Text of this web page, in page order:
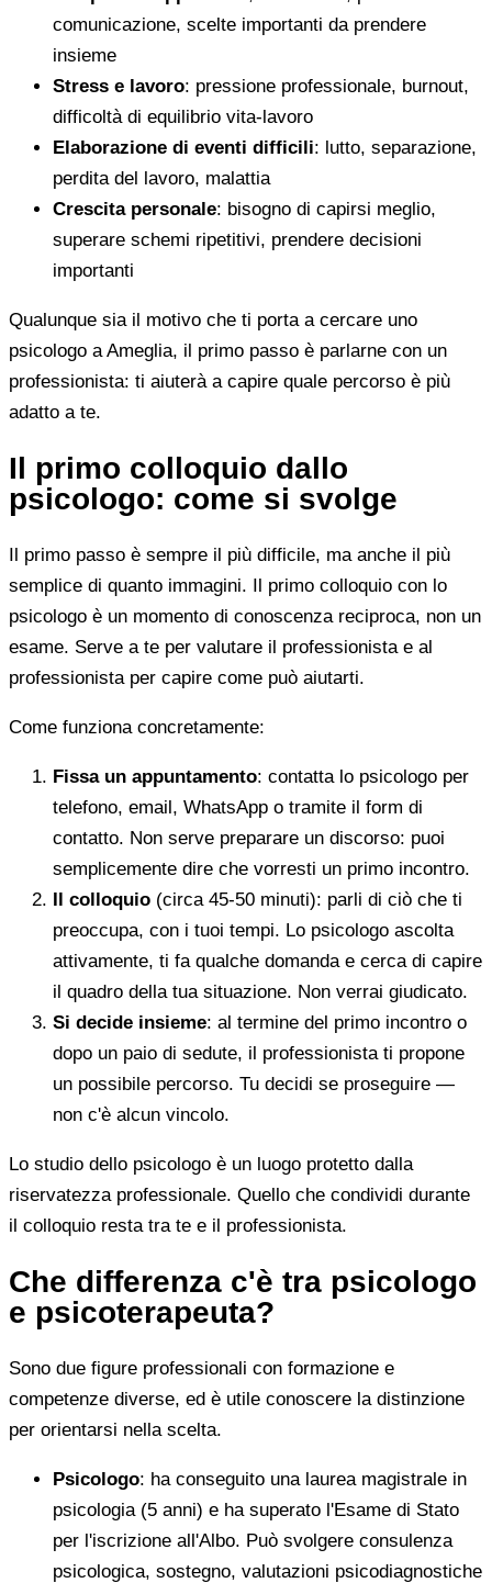
comunicazione, scelte importanti da prendere
insieme
Stress e lavoro: pressione professionale, burnout,
difficoltà di equilibrio vita-lavoro
Elaborazione di eventi difficili: lutto, separazione,
perdita del lavoro, malattia
Crescita personale: bisogno di capirsi meglio,
superare schemi ripetitivi, prendere decisioni
importanti
Qualunque sia il motivo che ti porta a cercare uno
psicologo a Ameglia, il primo passo è parlarne con un
professionista: ti aiuterà a capire quale percorso è più
adatto a te.
Il primo colloquio dallo
psicologo: come si svolge
Il primo passo è sempre il più difficile, ma anche il più
semplice di quanto immagini. Il primo colloquio con lo
psicologo è un momento di conoscenza reciproca, non un
esame. Serve a te per valutare il professionista e al
professionista per capire come può aiutarti.
Come funziona concretamente:
Fissa un appuntamento: contatta lo psicologo per
telefono, email, WhatsApp o tramite il form di
contatto. Non serve preparare un discorso: puoi
semplicemente dire che vorresti un primo incontro.
Il colloquio (circa 45-50 minuti): parli di ciò che ti
preoccupa, con i tuoi tempi. Lo psicologo ascolta
attivamente, ti fa qualche domanda e cerca di capire
il quadro della tua situazione. Non verrai giudicato.
Si decide insieme: al termine del primo incontro o
dopo un paio di sedute, il professionista ti propone
un possibile percorso. Tu decidi se proseguire —
non c'è alcun vincolo.
Lo studio dello psicologo è un luogo protetto dalla
riservatezza professionale. Quello che condividi durante
il colloquio resta tra te e il professionista.
Che differenza c'è tra psicologo
e psicoterapeuta?
Sono due figure professionali con formazione e
competenze diverse, ed è utile conoscere la distinzione
per orientarsi nella scelta.
Psicologo: ha conseguito una laurea magistrale in
psicologia (5 anni) e ha superato l'Esame di Stato
per l'iscrizione all'Albo. Può svolgere consulenza
psicologica, sostegno, valutazioni psicodiagnostiche